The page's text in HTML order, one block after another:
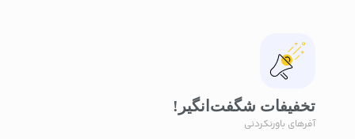
تخفیفات شگفت‌انگیر!
آفر‌های باورنکردنی